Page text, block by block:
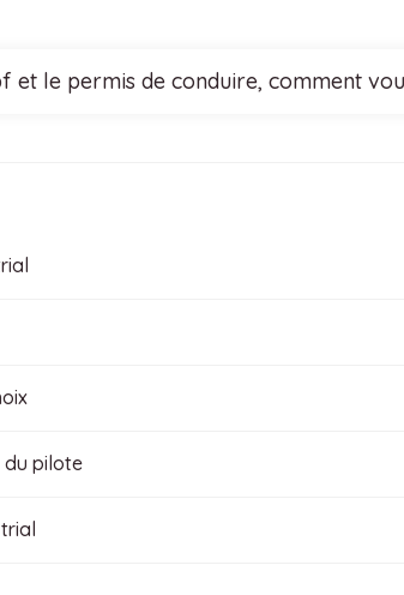
et le permis de conduire, comment
du pilote